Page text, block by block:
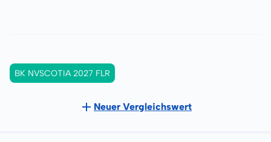
BK NVSCOTIA 2027 FLR
Neuer Vergleichswert